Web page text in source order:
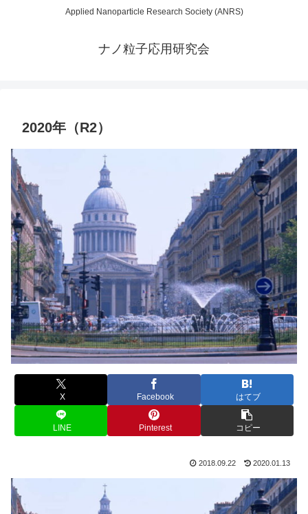
Applied Nanoparticle Research Society (ANRS)
ナノ粒子応用研究会
2020年（R2）
X Facebook はてブ
LINE Pinterest コピー
2018.09.22 2020.01.13